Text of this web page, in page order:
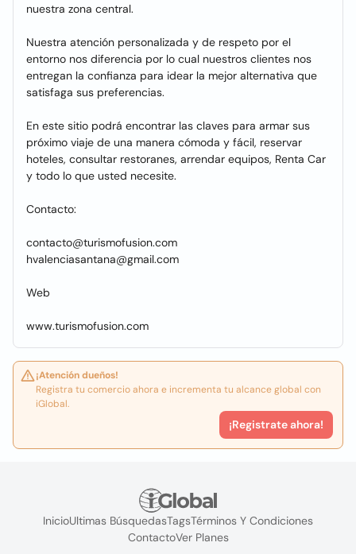
nuestra zona central.
Nuestra atención personalizada y de respeto por el
entorno nos diferencia por lo cual nuestros clientes nos
entregan la confianza para idear la mejor alternativa que
satisfaga sus preferencias.
En este sitio podrá encontrar las claves para armar sus
próximo viaje de una manera cómoda y fácil, reservar
hoteles, consultar restoranes, arrendar equipos, Renta Car
y todo lo que usted necesite.
Contacto:
contacto@turismofusion.com
hvalenciasantana@gmail.com
Web
www.turismofusion.com
¡Atención dueños!
Registra tu comercio ahora e incrementa tu alcance global con
iGlobal.
¡Registrate ahora!
InicioUltimas BúsquedasTagsTérminos Y Condiciones
ContactoVer Planes